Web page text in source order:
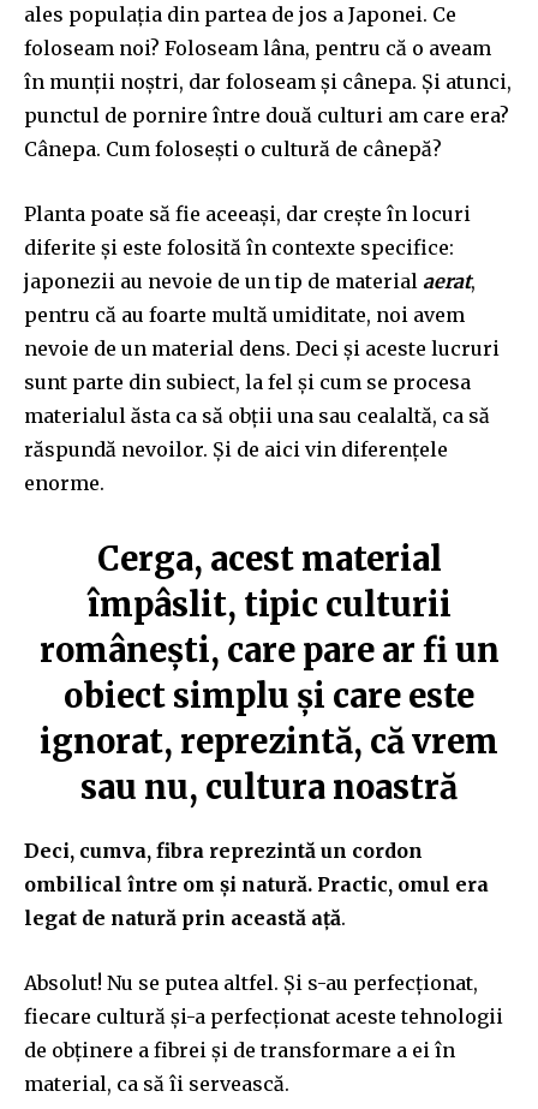
ales populația din partea de jos a Japonei. Ce
foloseam noi? Foloseam lâna, pentru că o aveam
în munții noștri, dar foloseam și cânepa. Și atunci,
punctul de pornire între două culturi am care era?
Cânepa. Cum folosești o cultură de cânepă?
Planta poate să fie aceeași, dar crește în locuri
diferite și este folosită în contexte specifice:
japonezii au nevoie de un tip de material aerat,
pentru că au foarte multă umiditate, noi avem
nevoie de un material dens. Deci și aceste lucruri
sunt parte din subiect, la fel și cum se procesa
materialul ăsta ca să obții una sau cealaltă, ca să
răspundă nevoilor. Și de aici vin diferențele
enorme.
Cerga, acest material
împâslit, tipic culturii
românești, care pare ar fi un
obiect simplu și care este
ignorat, reprezintă, că vrem
sau nu, cultura noastră
Deci, cumva, fibra reprezintă un cordon
ombilical între om și natură. Practic, omul era
legat de natură prin această ață.
Absolut! Nu se putea altfel. Și s-au perfecționat,
fiecare cultură și-a perfecționat aceste tehnologii
de obținere a fibrei și de transformare a ei în
material, ca să îi servească.